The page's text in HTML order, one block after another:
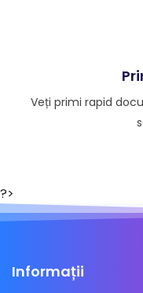
Veți primi rapid
?>
Informații